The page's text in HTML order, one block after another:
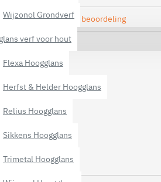
Wijzonol Grondverf
verf voor hout
Flexa Hoogglans
Herfst & Helder Hoogglans
Relius Hoogglans
Sikkens Hoogglans
Trimetal Hoogglans
-Geef beoordeling
kleur